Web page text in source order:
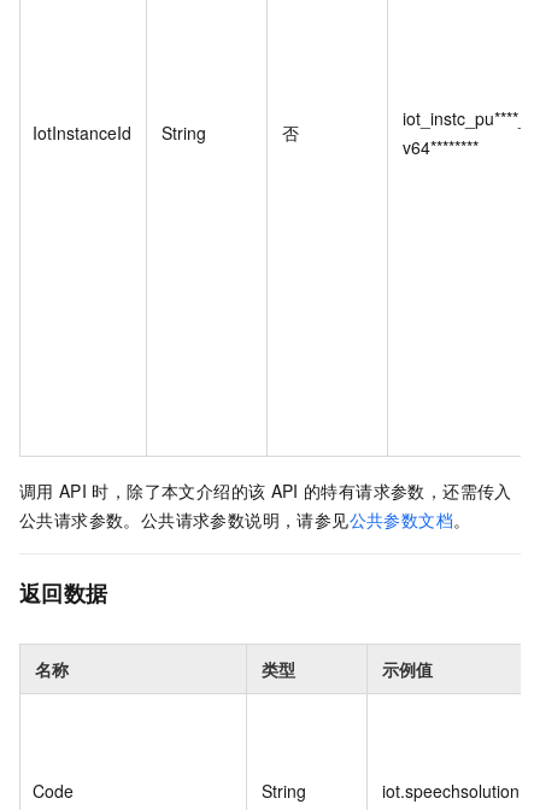
IotInstanceId String 否
v64********
调用 API 时，除了本文介绍的该 API 的特有请求参数，还需传入
公共请求参数。公共请求参数说明，请参见公共参数文档。
返回数据
名称 类型 示例值
Code String